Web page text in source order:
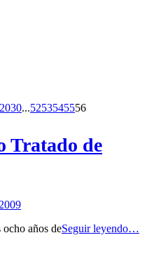
2030...5253545556
Tratado de
años deSeguir leyendo…